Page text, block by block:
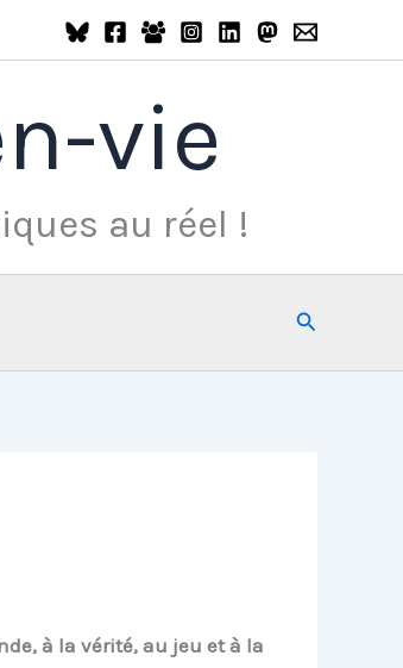
vie
au réel !
Rechercher
à la vérité, au jeu et à la